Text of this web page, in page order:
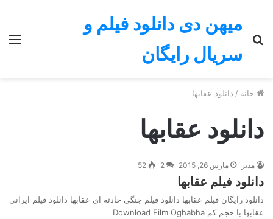
میهن دی دانلود فیلم و
سریال رایگان
جستجو
برای
خانه / دانلود عقابها
دانلود عقابها
مدیر مارس 26, 2015 2
52
دانلود فیلم عقابها
دانلود رایگان فیلم عقابها دانلود فیلم جنگی حادثه ای عقابها دانلود فیلم ایرانی
عقابها با حجم کم Download Film Oghabha